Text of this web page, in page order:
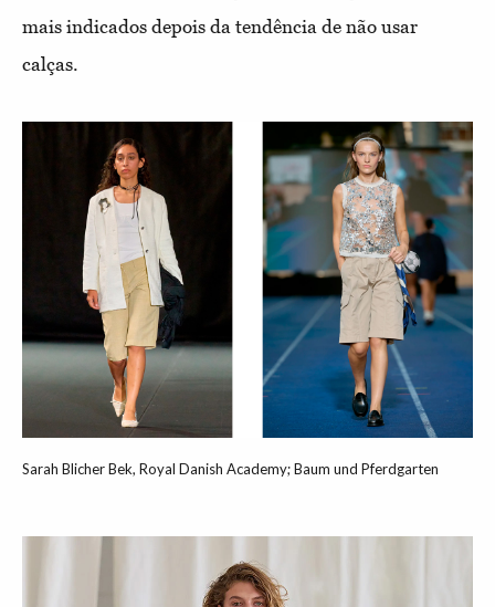
mais indicados depois da tendência de não usar
calças.
Sarah Blicher Bek, Royal Danish Academy; Baum und Pferdgarten